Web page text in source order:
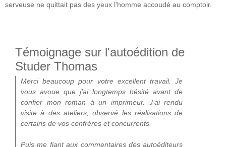
serveuse ne quittait pas des yeux l’homme accoudé au comptoir.
Témoignage sur l'autoédition de
Studer Thomas
Merci beaucoup pour votre excellent travail. Je
vous avoue que j’ai longtemps hésité avant de
confier mon roman à un imprimeur. J’ai rendu
visite à des ateliers, observé les réalisations de
certains de vos confrères et concurrents.
Puis me fiant aux commentaires des autoéditeurs